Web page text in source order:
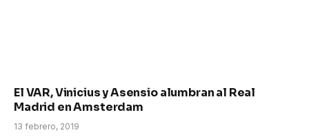
El VAR, Vinicius y Asensio alumbran al Real
Madrid en Amsterdam
13 febrero, 2019